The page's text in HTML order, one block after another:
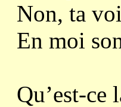
Non, ta
En moi
Qu’est-ce